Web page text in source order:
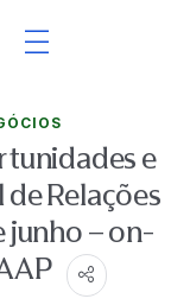
e
Relações
junho – on-